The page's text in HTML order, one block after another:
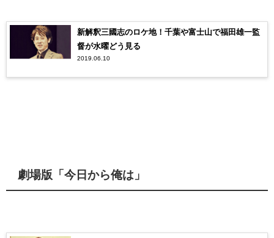
新解釈三國志のロケ地！千葉や富士山で福田雄一監
督が水曜どう見る
2019.06.10
劇場版「今日から俺は」